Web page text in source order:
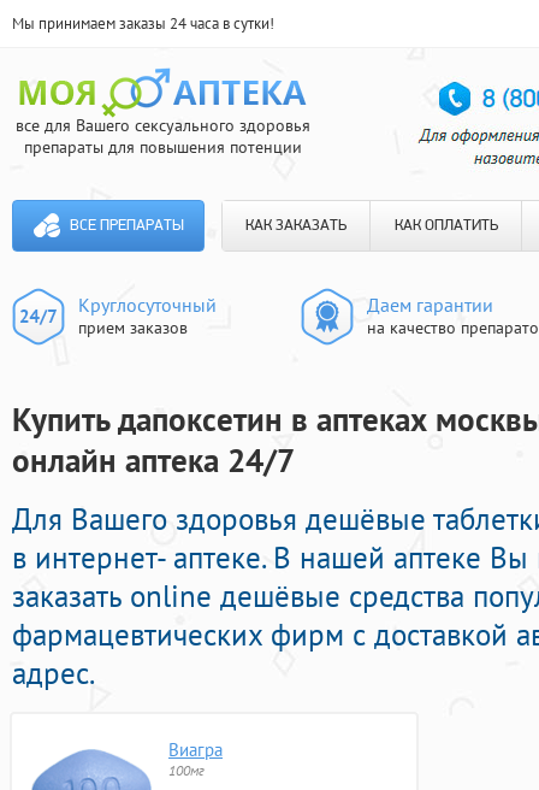
Мы принимаем заказы 24 часа в сутки!
все для Вашего сексуального здоровья
препараты для повышения потенции
ВСЕ ПРЕПАРАТЫ КАК ЗАКАЗАТЬ КАК ОПЛАТИТЬ
Круглосуточный
прием заказов
Даем гарантии
на качество
Купить дапоксетин в аптеках
онлайн аптека 24/7
Для Вашего здоровья дешёвые
в интернет- аптеке. В нашей аптеке
заказать online дешёвые средства
фармацевтических фирм с доставкой
адрес.
Виагра
100мг